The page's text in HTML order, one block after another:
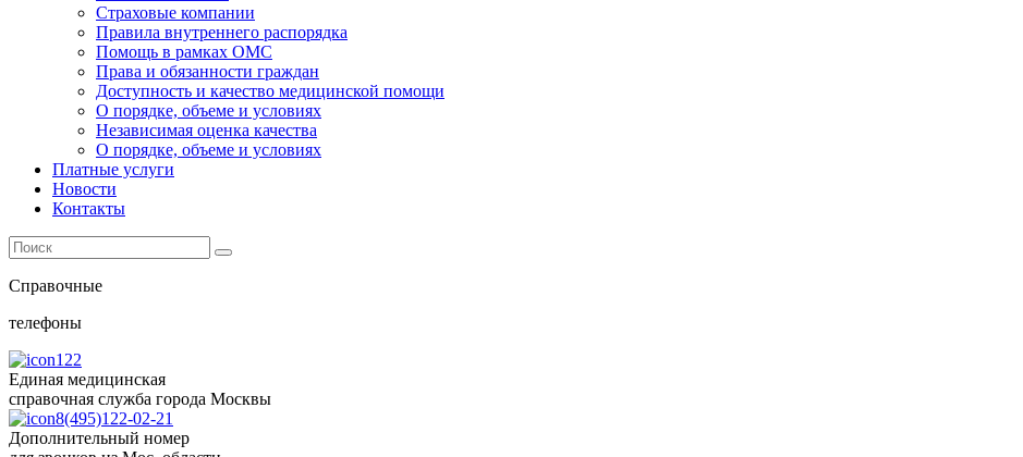
Страховые компании
Правила внутреннего распорядка
Помощь в рамках ОМС
Права и обязанности граждан
Доступность и качество медицинской помощи
О порядке, объеме и условиях
Независимая оценка качества
О порядке, объеме и условиях
Платные услуги
Новости
Контакты
Справочные
телефоны
122
Единая медицинская
справочная служба города Москвы
8(495)122-02-21
Дополнительный номер